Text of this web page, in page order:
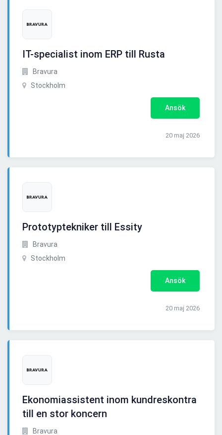
IT-specialist inom ERP till Rusta
Bravura
Stockholm
Ansök
20 maj 2026
Prototyptekniker till Essity
Bravura
Stockholm
Ansök
20 maj 2026
Ekonomiassistent inom kundreskontra
till en stor koncern
Bravura